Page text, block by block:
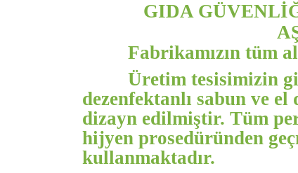
GIDA
Fabrikamızın tüm
Üretim tesisimizin
dezenfektanlı sabun ve
dizayn edilmiştir. Tüm
hijyen prosedüründen
kullanmaktadır.